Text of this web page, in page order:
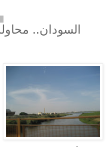
السودان..